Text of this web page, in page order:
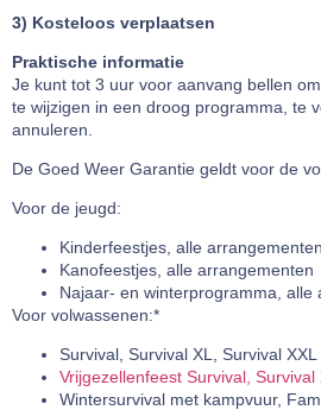
3) Kosteloos verplaatsen
Praktische informatie
Je kunt tot 3 uur voor aanvang bellen
te wijzigen in een droog programma, te
annuleren.
De Goed Weer Garantie geldt voor de
Voor de jeugd:
Kinderfeestjes, alle arrangementen
Kanofeestjes, alle arrangementen
Najaar- en winterprogramma, alle
Voor volwassenen:*
Survival, Survival XL, Survival XXL
Vrijgezellenfeest Survival, Survival
Wintersurvival met kampvuur,